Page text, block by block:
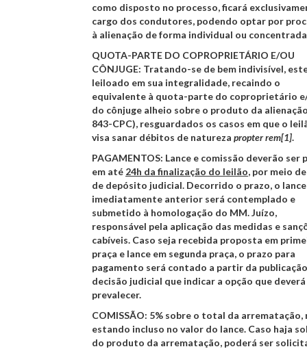
como disposto no processo, ficará
cargo dos condutores, podendo optar por
à alienação de forma individual ou
QUOTA-PARTE DO COPROPRIETÁRIO E/OU
CÔNJUGE: Tratando-se de bem indivisível,
leiloado em sua integralidade, recaindo o
equivalente à quota-parte do coproprietário
do cônjuge alheio sobre o produto da
843-CPC), resguardados os casos em que o
visa sanar débitos de natureza propter rem[1].
PAGAMENTOS: Lance e comissão deverão ser
em até 24h da finalização do leilão, por meio
de depósito judicial. Decorrido o prazo, o lance
imediatamente anterior será contemplado e
submetido à homologação do MM. Juízo,
responsável pela aplicação das medidas e
cabíveis. Caso seja recebida proposta em
praça e lance em segunda praça, o prazo para
pagamento será contado a partir da
decisão judicial que indicar a opção que deverá
prevalecer.
COMISSÃO: 5% sobre o total da arrematação,
estando incluso no valor do lance. Caso haja
do produto da arrematação, poderá ser